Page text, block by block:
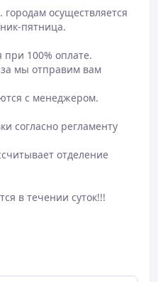
осуществляется
пятница.
при 100% оплате.
мы отправим вам
с менеджером.
согласно регламенту
отделение
в течении суток!!!